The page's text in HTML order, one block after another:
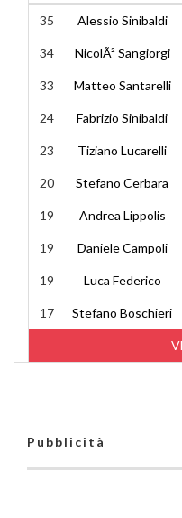
35 Alessio Sinibaldi
34 NicolÃ² Sangiorgi
33 Matteo Santarelli
24 Fabrizio Sinibaldi
23 Tiziano Lucarelli
20 Stefano Cerbara
19 Andrea Lippolis
19 Daniele Campoli
19 Luca Federico
17 Stefano Boschieri
Pubblicità